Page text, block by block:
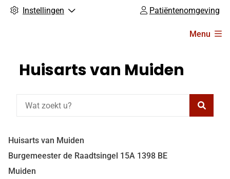
Instellingen Patiëntenomgeving
Menu
Huisarts van Muiden
Huisarts van Muiden
Burgemeester de Raadtsingel 15A 1398 BE
Muiden